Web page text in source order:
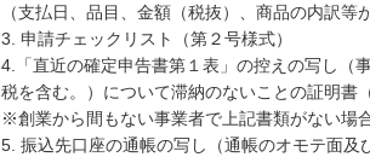
（支払日、品目、金額（税抜）、商品の内訳等
3. 申請チェックリスト（第２号様式）
4.「直近の確定申告書第１表」の控えの写し（
税を含む。）について滞納のないことの証明書
※創業から間もない事業者で上記書類がない場
5. 振込先口座の通帳の写し（通帳のオモテ面及